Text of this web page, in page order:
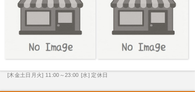
[木金土日月火] 11:00～23:00 [水] 定休日